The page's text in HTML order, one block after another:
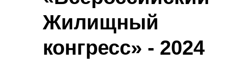
Жилищный
конгресс» - 2024